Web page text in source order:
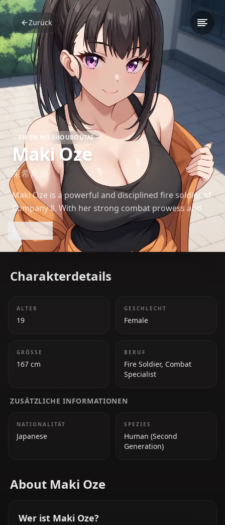
Zurück
EN'EN NO SHOUBOUTAI
Maki Oze
茉希尾瀬
Maki Oze is a powerful and disciplined fire soldier of
Company 8. With her strong combat prowess and
soft spot for cute things, she’s both a dependable
fighter and endearing teammate in *Fire Force*.
Read more
Charakterdetails
ALTER
19
GESCHLECHT
Female
GRÖSSE
167 cm
BERUF
Fire Soldier, Combat
Specialist
ZUSÄTZLICHE INFORMATIONEN
NATIONALITÄT
Japanese
SPEZIES
Human (Second
Generation)
About Maki Oze
Wer ist Maki Oze?